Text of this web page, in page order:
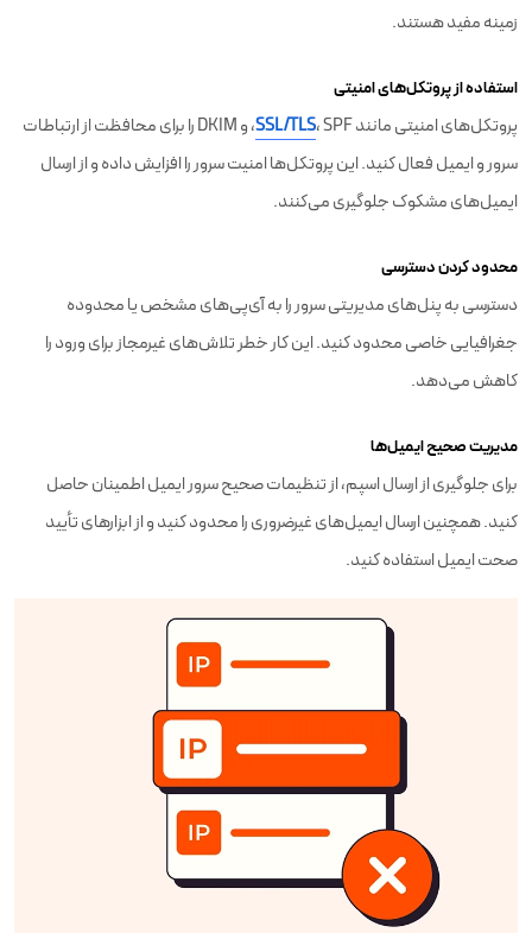
زمینه مفید هستند.
استفاده از پروتکل‌های امنیتی
پروتکل‌های امنیتی مانند SSL/TLS
، SPF، و DKIM را برای محافظت از ارتباطات
سرور و ایمیل فعال کنید. این پروتکل‌ها امنیت سرور را افزایش داده و از ارسال
ایمیل‌های مشکوک جلوگیری می‌کنند.
محدود کردن دسترسی
دسترسی به پنل‌های مدیریتی سرور را به آی‌پی‌های مشخص یا محدوده
جغرافیایی خاصی محدود کنید. این کار خطر تلاش‌های غیرمجاز برای ورود را
کاهش می‌دهد.
مدیریت صحیح ایمیل‌ها
برای جلوگیری از ارسال اسپم، از تنظیمات صحیح سرور ایمیل اطمینان حاصل
کنید. همچنین ارسال ایمیل‌های غیرضروری را محدود کنید و از ابزارهای تأیید
صحت ایمیل استفاده کنید.